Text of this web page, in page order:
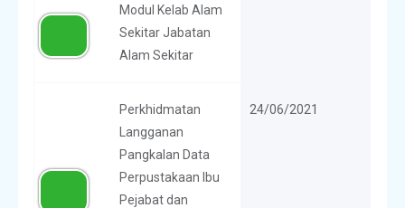
Modul Kelab Alam
Sekitar Jabatan
Alam Sekitar
Perkhidmatan
Langganan
Pangkalan Data
Perpustakaan Ibu
Pejabat dan
24/06/2021